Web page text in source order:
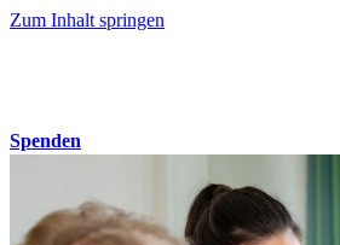
Zum Inhalt springen
Spenden